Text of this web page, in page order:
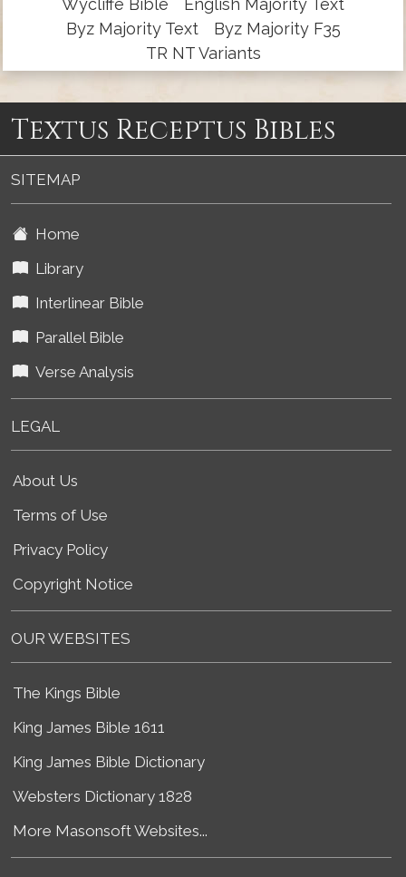
Wycliffe Bible
English Majority Text
Byz Majority Text
Byz Majority F35
TR NT Variants
Textus Receptus Bibles
SITEMAP
Home
Library
Interlinear Bible
Parallel Bible
Verse Analysis
LEGAL
About Us
Terms of Use
Privacy Policy
Copyright Notice
OUR WEBSITES
The Kings Bible
King James Bible 1611
King James Bible Dictionary
Websters Dictionary 1828
More Masonsoft Websites...